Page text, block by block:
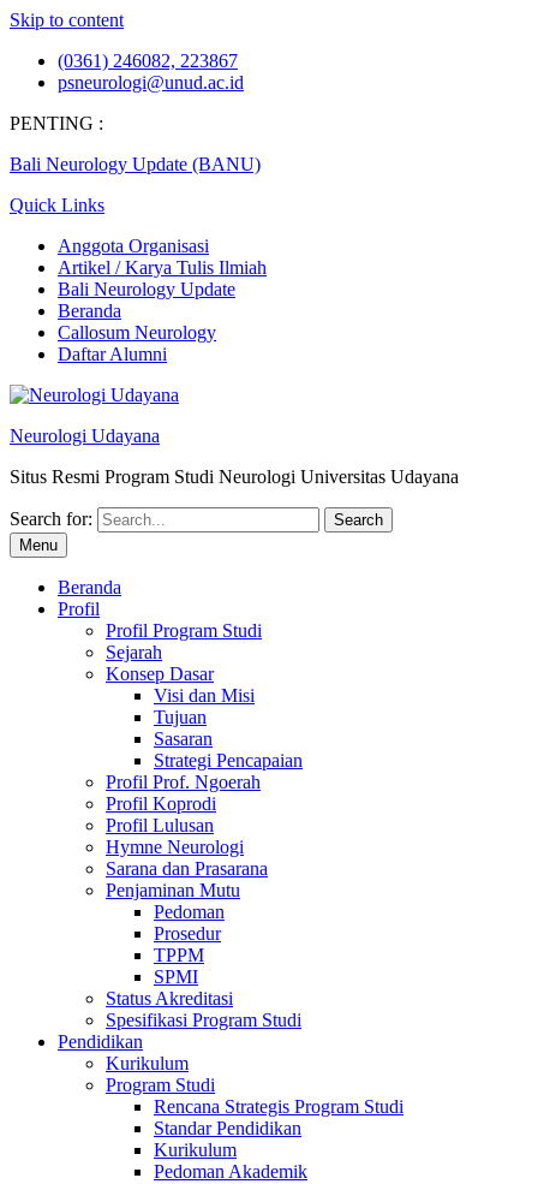
Skip to content
(0361) 246082, 223867
psneurologi@unud.ac.id
PENTING :
Bali Neurology Update (BANU)
Quick Links
Anggota Organisasi
Artikel / Karya Tulis Ilmiah
Bali Neurology Update
Beranda
Callosum Neurology
Daftar Alumni
Neurologi Udayana
Situs Resmi Program Studi Neurologi Universitas Udayana
Search for:
Menu
Beranda
Profil
Profil Program Studi
Sejarah
Konsep Dasar
Visi dan Misi
Tujuan
Sasaran
Strategi Pencapaian
Profil Prof. Ngoerah
Profil Koprodi
Profil Lulusan
Hymne Neurologi
Sarana dan Prasarana
Penjaminan Mutu
Pedoman
Prosedur
TPPM
SPMI
Status Akreditasi
Spesifikasi Program Studi
Pendidikan
Kurikulum
Program Studi
Rencana Strategis Program Studi
Standar Pendidikan
Kurikulum
Pedoman Akademik